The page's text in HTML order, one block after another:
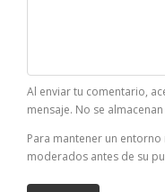
Al enviar tu comentario,
mensaje. No se
Para mantener un
moderados antes de su